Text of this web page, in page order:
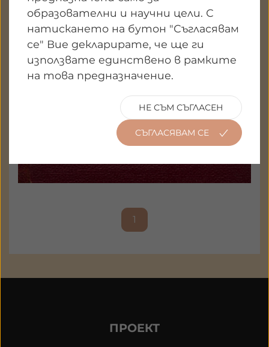
1
ПРОЕКТ
образователни и научни цели. С
натискането на бутон "Съгласявам
се" Вие декларирате, че ще ги
използвате единствено в рамките
на това предназначение.
НЕ СЪМ СЪГЛАСЕН
СЪГЛАСЯВАМ СЕ